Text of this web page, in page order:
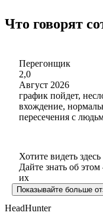
Что говорят
Перегонщик
2,0
Август 2026
график пойдет,
вхождение,
пересечения с
Хотите видеть
Дайте знать об
их
Показывайте больше
HeadHunter